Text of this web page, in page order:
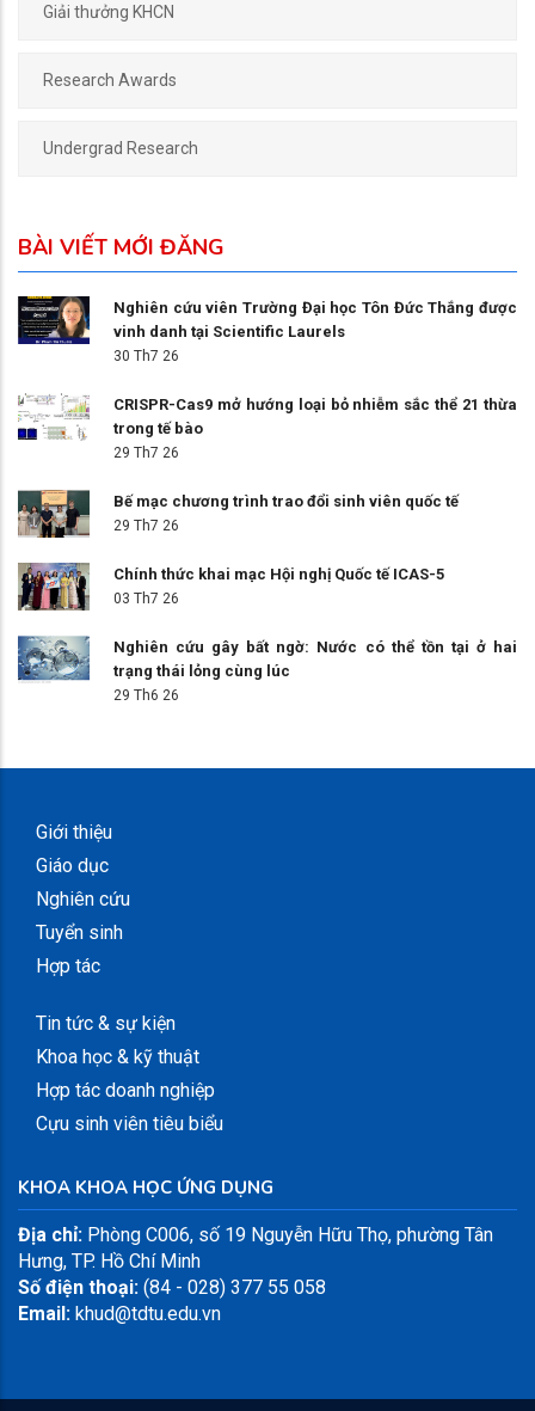
Giải thưởng KHCN
Research Awards
Undergrad Research
BÀI VIẾT MỚI ĐĂNG
Nghiên cứu viên Trường Đại học Tôn Đức Thắng được
vinh danh tại Scientific Laurels
30 Th7 26
CRISPR-Cas9 mở hướng loại bỏ nhiễm sắc thể 21 thừa
trong tế bào
29 Th7 26
Bế mạc chương trình trao đổi sinh viên quốc tế
29 Th7 26
Chính thức khai mạc Hội nghị Quốc tế ICAS-5
03 Th7 26
Nghiên cứu gây bất ngờ: Nước có thể tồn tại ở hai
trạng thái lỏng cùng lúc
29 Th6 26
Giới thiệu
Giáo dục
Nghiên cứu
Tuyển sinh
Hợp tác
Tin tức & sự kiện
Khoa học & kỹ thuật
Hợp tác doanh nghiệp
Cựu sinh viên tiêu biểu
KHOA KHOA HỌC ỨNG DỤNG
Địa chỉ: Phòng C006, số 19 Nguyễn Hữu Thọ, phường Tân
Hưng, TP. Hồ Chí Minh
Số điện thoại: (84 - 028) 377 55 058
Email: khud@tdtu.edu.vn